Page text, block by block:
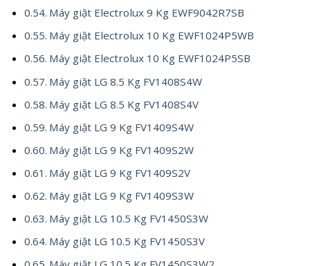
Máy giặt Electrolux 9 Kg EWF9042R7SB
Máy giặt Electrolux 10 Kg EWF1024P5WB
Máy giặt Electrolux 10 Kg EWF1024P5SB
Máy giặt LG 8.5 Kg FV1408S4W
Máy giặt LG 8.5 Kg FV1408S4V
Máy giặt LG 9 Kg FV1409S4W
Máy giặt LG 9 Kg FV1409S2W
Máy giặt LG 9 Kg FV1409S2V
Máy giặt LG 9 Kg FV1409S3W
Máy giặt LG 10.5 Kg FV1450S3W
Máy giặt LG 10.5 Kg FV1450S3V